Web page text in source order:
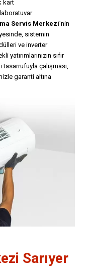
kart
Servis Merkezi’nin
sistemin
ve inverter
yatırımlarınızın sıfır
çalışması,
garanti altına
Sarıyer